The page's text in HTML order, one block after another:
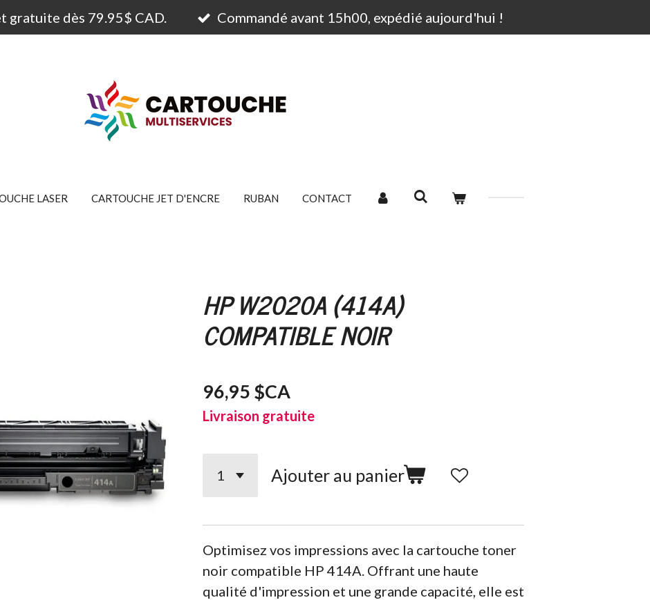
gratuite dès 79.95$ CAD. Commandé avant 15h00, expédié aujourd'hui !
LASER CARTOUCHE JET D'ENCRE RUBAN CONTACT
HP W2020A (414A)
COMPATIBLE NOIR
96,95 $CA
Livraison gratuite
Ajouter au panier
Optimisez vos impressions avec la cartouche toner
noir compatible HP 414A. Offrant une haute
qualité d'impression et une grande capacité, elle est